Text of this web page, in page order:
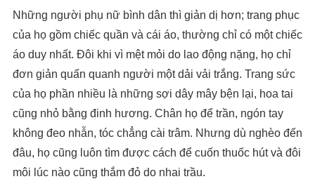
Những người phụ nữ bình dân thì giản dị hơn; trang phục
của họ gồm chiếc quần và cái áo, thường chỉ có một chiếc
áo duy nhất. Đôi khi vì mệt mỏi do lao động nặng, họ chỉ
đơn giản quấn quanh người một dải vải trắng. Trang sức
của họ phần nhiều là những sợi dây mây bện lại, hoa tai
cũng nhỏ bằng đinh hương. Chân họ để trần, ngón tay
không đeo nhẫn, tóc chẳng cài trâm. Nhưng dù nghèo đến
đâu, họ cũng luôn tìm được cách để cuốn thuốc hút và đôi
môi lúc nào cũng thắm đỏ do nhai trầu.